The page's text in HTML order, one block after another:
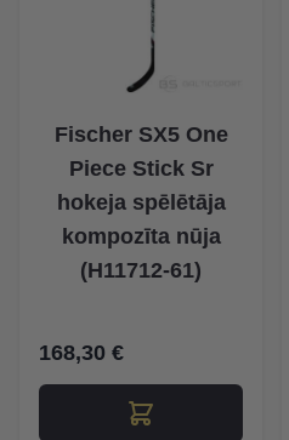
Fischer SX5 One
Piece Stick Sr
hokeja spēlētāja
kompozīta nūja
(H11712-61)
168,30 €